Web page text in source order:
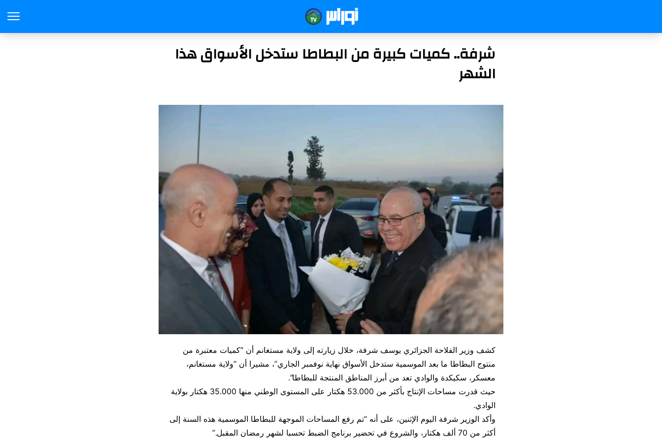
شرفة.. كميات كبيرة من البطاطا ستدخل الأسواق هذا
الشهر
كشف وزير الفلاحة الجزائري يوسف شرفة، خلال زيارته إلى ولاية مستغانم أن “كميات معتبرة من
منتوج البطاطا ما بعد الموسمية ستدخل الأسواق نهاية نوفمبر الجاري”، مشيرا أن “ولاية مستغانم،
معسكر، سكيكدة والوادي تعد من أبرز المناطق المنتجة للبطاطا”.
حيث قدرت مساحات الإنتاج بأكثر من 53.000 هكتار على المستوى الوطني منها 35.000 هكتار بولاية
الوادي.
وأكد الوزير شرفة اليوم الإثنين، على أنه “تم رفع المساحات الموجهة للبطاطا الموسمية هذه السنة إلى
أكثر من 70 ألف هكتار، والشروع في تحضير برنامج الضبط تحسبا لشهر رمضان المقبل.”